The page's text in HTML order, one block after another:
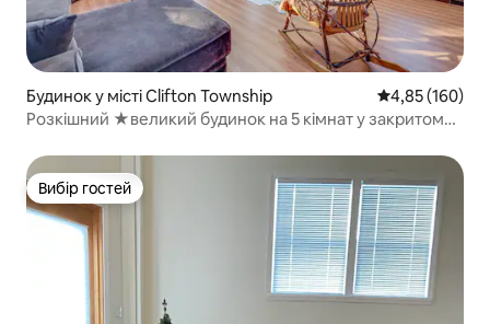
Будинок у місті Clifton Township Середня
4,85 (160)
Розкішний ★великий будинок на 5 кімнат у закритому
Вибір гостей
Вибір гостей